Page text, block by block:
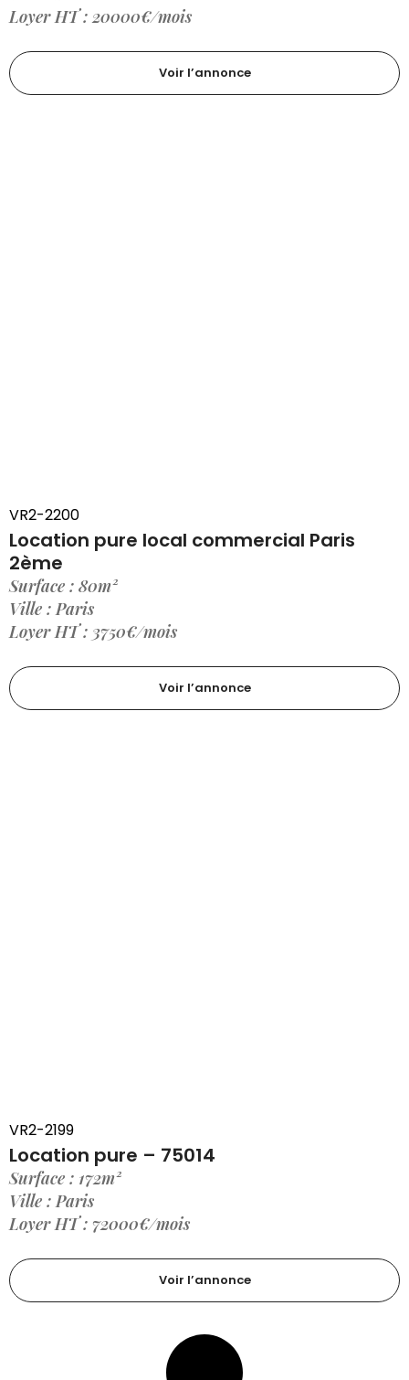
Loyer HT : 20000€/mois
Voir l’annonce
VR2-2200
Location pure local commercial Paris
2ème
Surface : 80m²
Ville : Paris
Loyer HT : 3750€/mois
Voir l’annonce
VR2-2199
Location pure – 75014
Surface : 172m²
Ville : Paris
Loyer HT : 72000€/mois
Voir l’annonce